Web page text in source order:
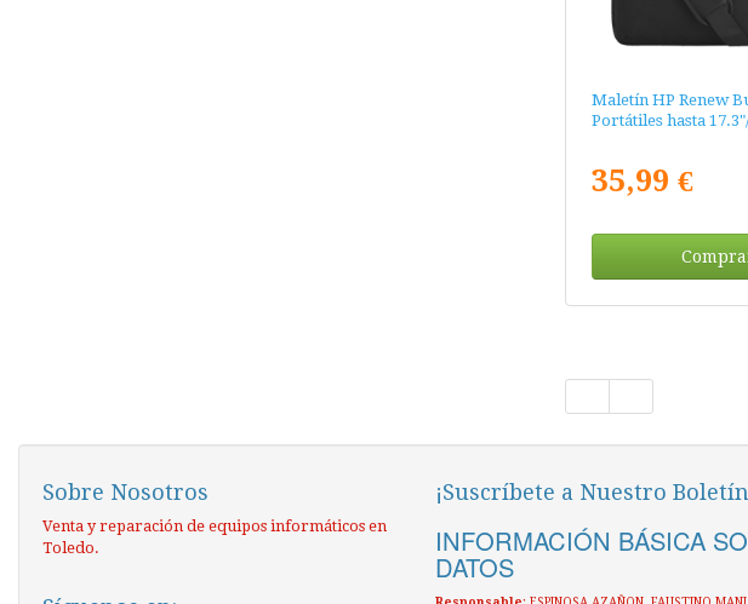
Maletín HP Renew
Portátiles hasta
35,99 €
Sobre Nosotros
Venta y reparación de equipos informáticos en
Toledo.
¡Suscríbete a Nuestro
INFORMACIÓN BÁSICA
DATOS